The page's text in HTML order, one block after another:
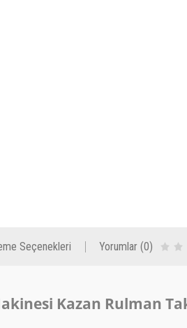
Seçenekleri Yorumlar (0)
Kazan Rulman